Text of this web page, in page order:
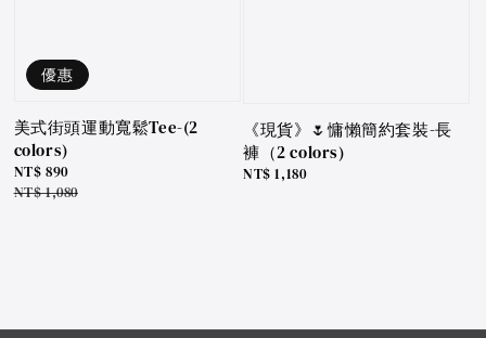
優惠
美式街頭運動寬鬆Tee-(2
colors)
Sale
price
NT$ 890
Regular
NT$ 1,080
《現貨》🌷慵懶簡約套裝-長
褲（2 colors)
Regular
NT$ 1,180